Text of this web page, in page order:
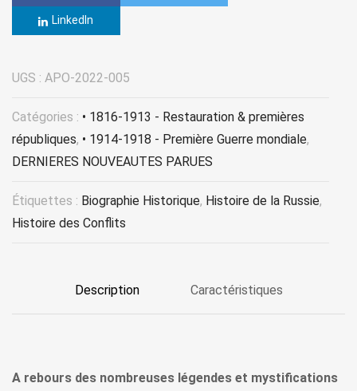
LinkedIn
UGS : APO-2022-005
Catégories : • 1816-1913 - Restauration & premières
républiques, • 1914-1918 - Première Guerre mondiale,
DERNIERES NOUVEAUTES PARUES
Étiquettes : Biographie Historique, Histoire de la Russie,
Histoire des Conflits
Description Caractéristiques
A rebours des nombreuses légendes et mystifications